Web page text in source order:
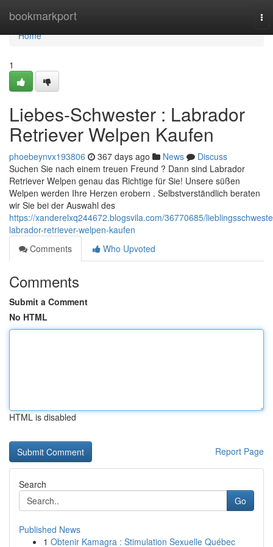
bookmarkport
Home
Home
1
Liebes-Schwester : Labrador
Retriever Welpen Kaufen
phoebeynvx193806 367 days ago News
Discuss
Suchen Sie nach einem treuen Freund ? Dann sind Labrador
Retriever Welpen genau das Richtige für Sie! Unsere süßen
Welpen werden Ihre Herzen erobern . Selbstverständlich beraten
wir Sie bei der Auswahl des
https://xanderelxq244672.blogsvila.com/36770685/
labrador-retriever-welpen-kaufen
Comments
Who Upvoted
Comments
Submit a Comment
No HTML
HTML is disabled
Report Page
Search
Go
Published News
1 Obtenir Kamagra : Stimulation Sexuelle Québec